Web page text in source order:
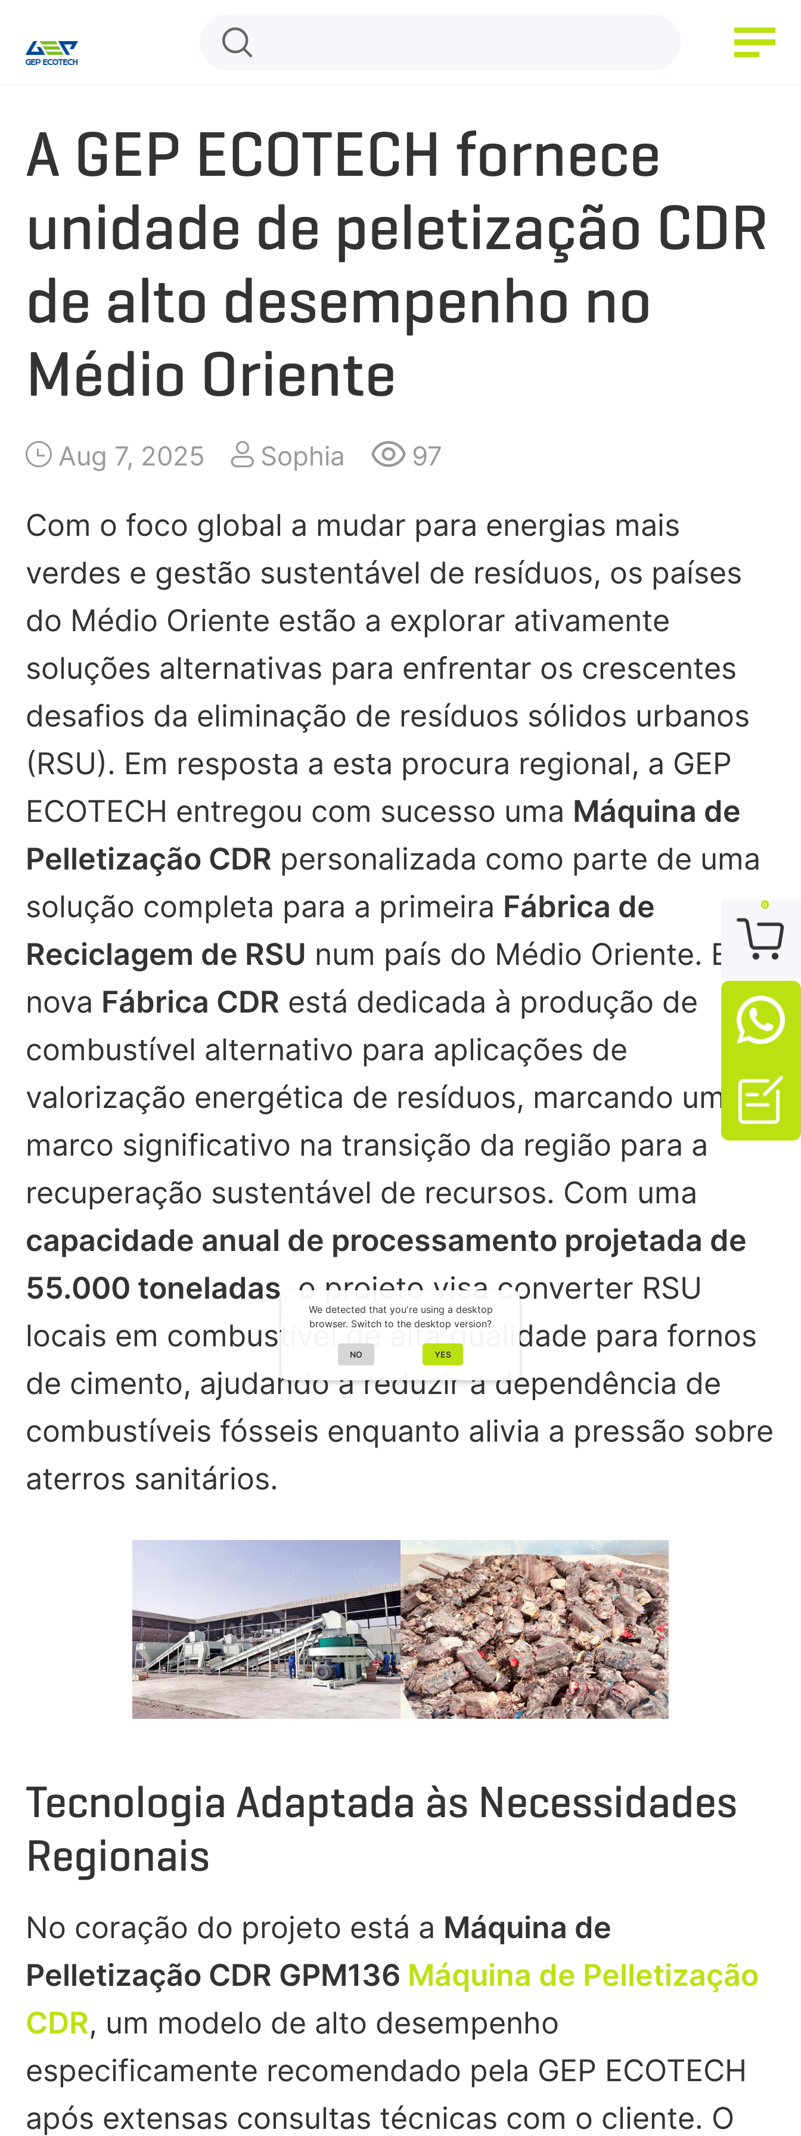
INÍCIO
PRODUTO
APLICAÇÃO
LANÇAMENTO
SOBRE NÓS
FALE CONOSCO
A GEP ECOTECH fornece
unidade de peletização CDR
de alto desempenho no
Médio Oriente
Aug 7, 2025 Sophia 97
Com o foco global a mudar para energias mais
verdes e gestão sustentável de resíduos, os países
do Médio Oriente estão a explorar ativamente
soluções alternativas para enfrentar os crescentes
desafios da eliminação de resíduos sólidos urbanos
(RSU). Em resposta a esta procura regional, a GEP
ECOTECH entregou com sucesso uma Máquina de
Pelletização CDR personalizada como parte de uma
solução completa para a primeira Fábrica de
Reciclagem de RSU num país do Médio Oriente. Esta
nova Fábrica CDR está dedicada à produção de
combustível alternativo para aplicações de
valorização energética de resíduos, marcando um
marco significativo na transição da região para a
recuperação sustentável de recursos. Com uma
capacidade anual de processamento projetada de
55.000 toneladas , o projeto visa converter RSU
locais em combustível de alta qualidade para fornos
de cimento, ajudando a reduzir a dependência de
combustíveis fósseis enquanto alivia a pressão sobre
aterros sanitários.
Tecnologia Adaptada às Necessidades
Regionais
No coração do projeto está a Máquina de
Pelletização CDR GPM136 Máquina de Pelletização
CDR, um modelo de alto desempenho
especificamente recomendado pela GEP ECOTECH
após extensas consultas técnicas com o cliente. O
We detected that you're using a desktop
browser. Switch to the desktop version?
NO YES

0

